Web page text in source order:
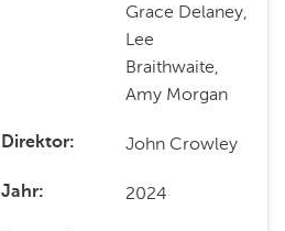
Grace Delaney,
Lee
Braithwaite,
Amy Morgan
Direktor John Crowley
Jahr 2024